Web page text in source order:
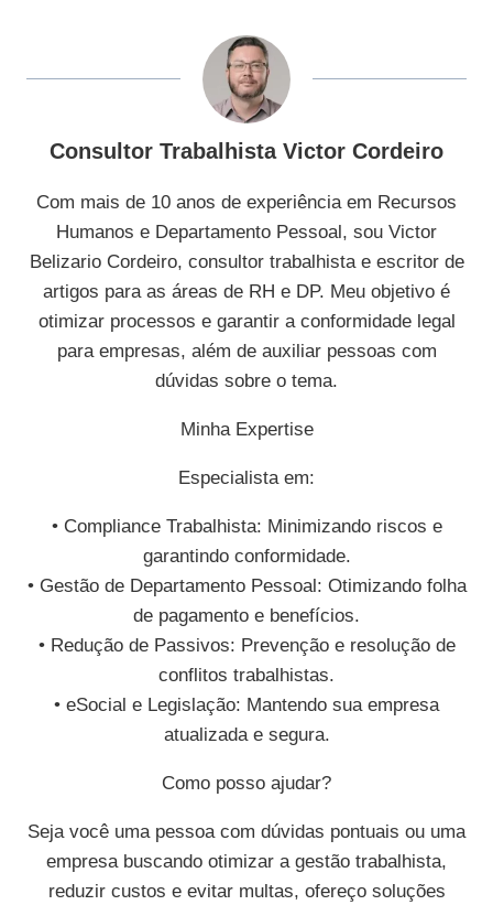
Consultor Trabalhista Victor Cordeiro
Com mais de 10 anos de experiência em Recursos
Humanos e Departamento Pessoal, sou Victor
Belizario Cordeiro, consultor trabalhista e escritor de
artigos para as áreas de RH e DP. Meu objetivo é
otimizar processos e garantir a conformidade legal
para empresas, além de auxiliar pessoas com
dúvidas sobre o tema.
Minha Expertise
Especialista em:
• Compliance Trabalhista: Minimizando riscos e
garantindo conformidade.
• Gestão de Departamento Pessoal: Otimizando folha
de pagamento e benefícios.
• Redução de Passivos: Prevenção e resolução de
conflitos trabalhistas.
• eSocial e Legislação: Mantendo sua empresa
atualizada e segura.
Como posso ajudar?
Seja você uma pessoa com dúvidas pontuais ou uma
empresa buscando otimizar a gestão trabalhista,
reduzir custos e evitar multas, ofereço soluções